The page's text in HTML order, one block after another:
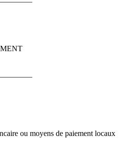
ou moyens de paiement locaux